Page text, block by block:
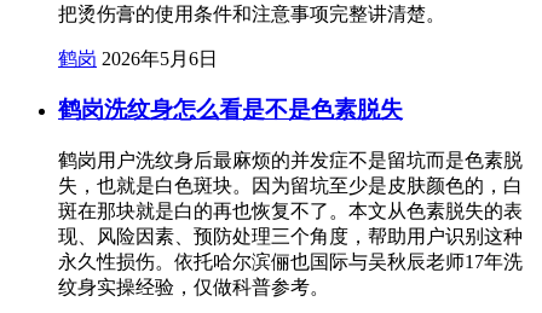
把烫伤膏的使用条件和注意事项完整讲清楚。
鹤岗 2026年5月6日
鹤岗洗纹身怎么看是不是色素脱失
鹤岗用户洗纹身后最麻烦的并发症不是留坑而是色素脱
失，也就是白色斑块。因为留坑至少是皮肤颜色的，白
斑在那块就是白的再也恢复不了。本文从色素脱失的表
现、风险因素、预防处理三个角度，帮助用户识别这种
永久性损伤。依托哈尔滨俪也国际与吴秋辰老师17年洗
纹身实操经验，仅做科普参考。